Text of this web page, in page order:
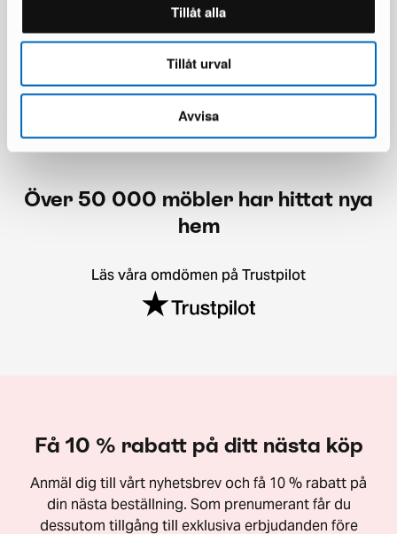
Tillåt alla
Tillåt urval
Avvisa
15 924 kr 19 906 kr 2 934 kr 3 672 kr
Över 50 000 möbler har hittat nya
hem
Läs våra omdömen på Trustpilot
Få 10 % rabatt på ditt nästa köp
Anmäl dig till vårt nyhetsbrev och få 10 % rabatt på
din nästa beställning. Som prenumerant får du
dessutom tillgång till exklusiva erbjudanden före